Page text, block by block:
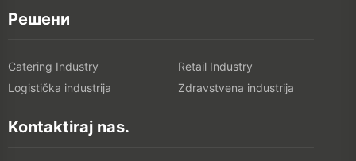
Решени
Catering Industry
Retail Industry
Logistička industrija
Zdravstvena industrija
Kontaktiraj nas.